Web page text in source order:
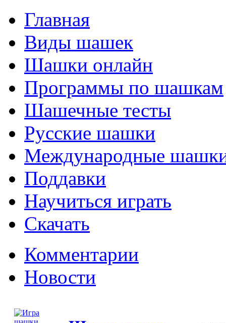
Главная
Виды шашек
Шашки онлайн
Программы по шашкам
Шашечные тесты
Русские шашки
Международные
Поддавки
Научиться играть
Скачать
Комментарии
Новости